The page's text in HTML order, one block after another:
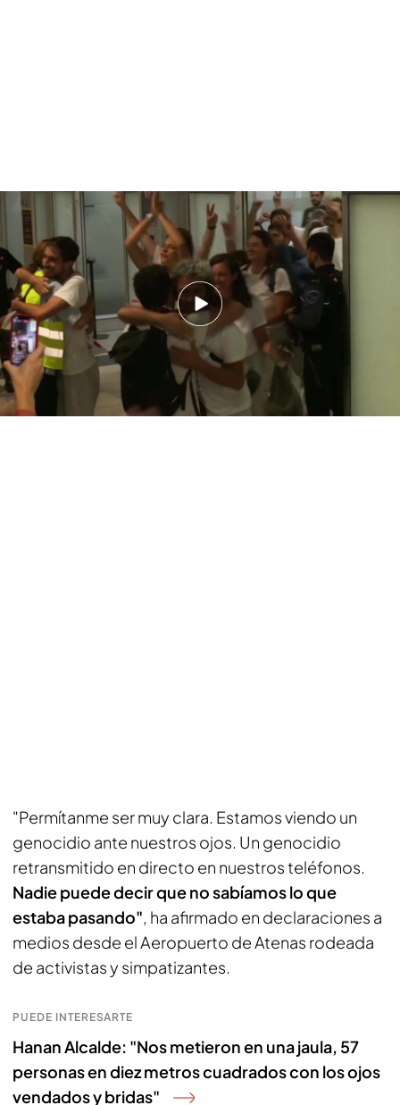
Las torturas psicológicas y malos tratos que denuncia la flotilla de Gaza al
llegar a casa: "No hay medicamentos para animales"
"Permítanme ser muy clara. Estamos viendo un
genocidio ante nuestros ojos. Un genocidio
retransmitido en directo en nuestros teléfonos.
Nadie puede decir que no sabíamos lo que
estaba pasando", ha afirmado en declaraciones a
medios desde el Aeropuerto de Atenas rodeada
de activistas y simpatizantes.
PUEDE INTERESARTE
Hanan Alcalde: "Nos metieron en una jaula, 57
personas en diez metros cuadrados con los ojos
vendados y bridas"